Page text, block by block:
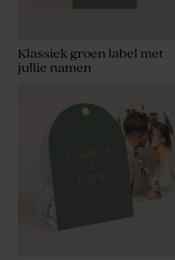
Klassiek groen label met
jullie namen